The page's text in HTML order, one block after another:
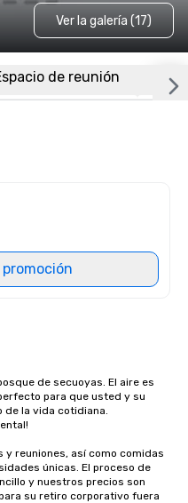
Ver la galería (17)
de reunión
de secuoyas. El aire es
para que usted y su
de la vida cotidiana.
reuniones, así como comidas
únicas. El proceso de
y nuestros precios son
su retiro corporativo fuera